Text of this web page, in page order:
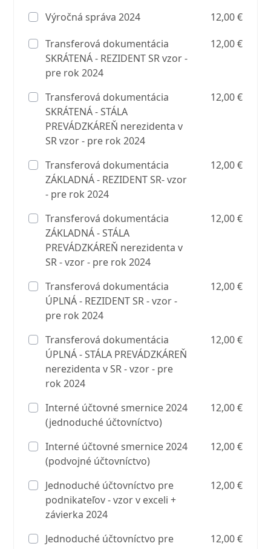
Výročná správa 2024
12,00 €
Transferová dokumentácia
SKRÁTENÁ - REZIDENT SR vzor -
pre rok 2024
12,00 €
Transferová dokumentácia
SKRÁTENÁ - STÁLA
PREVÁDZKÁREŇ nerezidenta v
SR vzor - pre rok 2024
12,00 €
Transferová dokumentácia
ZÁKLADNÁ - REZIDENT SR- vzor
- pre rok 2024
12,00 €
Transferová dokumentácia
ZÁKLADNÁ - STÁLA
PREVÁDZKÁREŇ nerezidenta v
SR - vzor - pre rok 2024
12,00 €
Transferová dokumentácia
ÚPLNÁ - REZIDENT SR - vzor -
pre rok 2024
12,00 €
Transferová dokumentácia
ÚPLNÁ - STÁLA PREVÁDZKÁREŇ
nerezidenta v SR - vzor - pre
rok 2024
12,00 €
Interné účtovné smernice 2024
(jednoduché účtovníctvo)
12,00 €
Interné účtovné smernice 2024
(podvojné účtovníctvo)
12,00 €
Jednoduché účtovníctvo pre
podnikateľov - vzor v exceli +
závierka 2024
12,00 €
Jednoduché účtovníctvo pre
12,00 €